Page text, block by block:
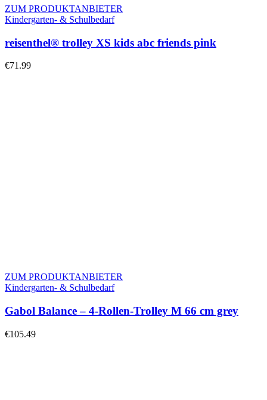
ZUM PRODUKTANBIETER
Kindergarten- & Schulbedarf
reisenthel® trolley XS kids abc friends pink
€71.99
ZUM PRODUKTANBIETER
Kindergarten- & Schulbedarf
Gabol Balance – 4-Rollen-Trolley M 66 cm grey
€105.49